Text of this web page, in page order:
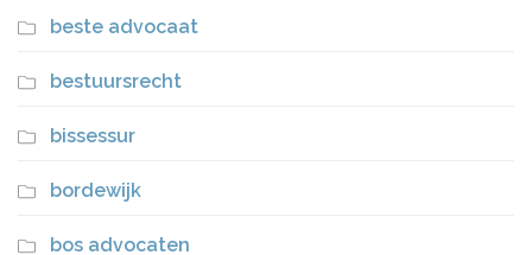
beste advocaat
bestuursrecht
bissessur
bordewijk
bos advocaten